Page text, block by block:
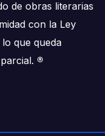
de obras literarias
con la Ley
que queda
®